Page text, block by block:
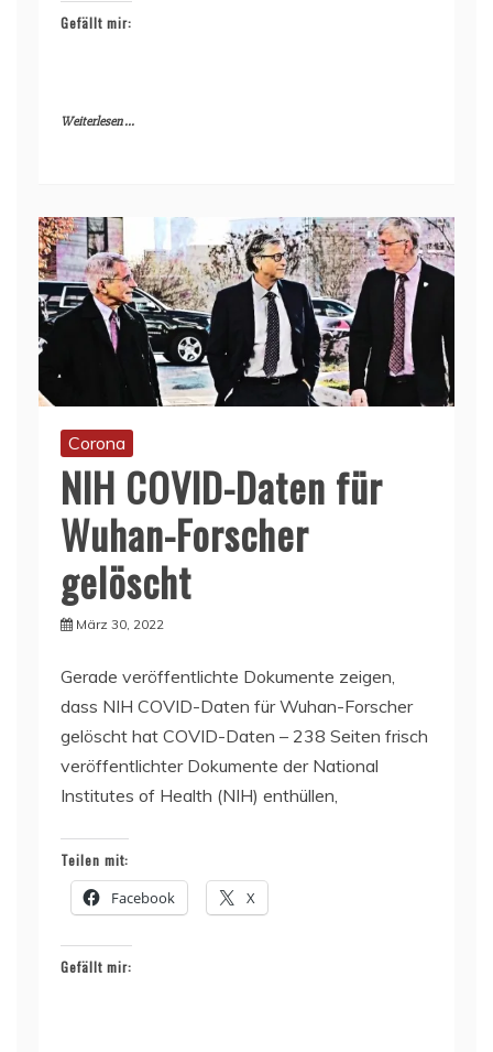
Gefällt mir:
Weiterlesen ...
Corona
NIH COVID-Daten für
Wuhan-Forscher
gelöscht
März 30, 2022
Gerade veröffentlichte Dokumente zeigen,
dass NIH COVID-Daten für Wuhan-Forscher
gelöscht hat COVID-Daten – 238 Seiten frisch
veröffentlichter Dokumente der National
Institutes of Health (NIH) enthüllen,
Teilen mit:
Facebook X
Gefällt mir: